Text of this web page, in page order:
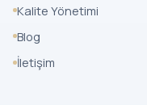
Kalite Yönetimi
Blog
İletişim